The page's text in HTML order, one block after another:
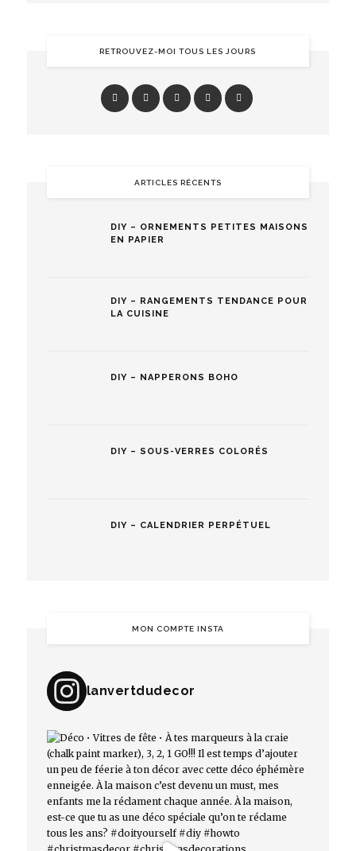
RETROUVEZ-MOI TOUS LES JOURS
ARTICLES RÉCENTS
DIY – ORNEMENTS PETITES MAISONS
EN PAPIER
DIY – RANGEMENTS TENDANCE POUR
LA CUISINE
DIY – NAPPERONS BOHO
DIY – SOUS-VERRES COLORÉS
DIY – CALENDRIER PERPÉTUEL
MON COMPTE INSTA
lanvertdudecor